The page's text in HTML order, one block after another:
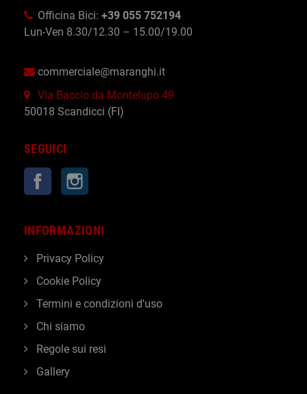
Officina Bici: +39 055 752194
Lun-Ven 8.30/12.30 – 15.00/19.00
commerciale@maranghi.it
Via Baccio da Montelupo 49
50018 Scandicci (FI)
SEGUICI
Facebook
INFORMAZIONI
Privacy Policy
Cookie Policy
Termini e condizioni d'uso
Chi siamo
Regole sui resi
Gallery